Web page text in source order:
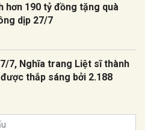
hơn 190 tỷ đồng tặng quà
dịp 27/7
7, Nghĩa trang Liệt sĩ thành
thắp sáng bởi 2.188